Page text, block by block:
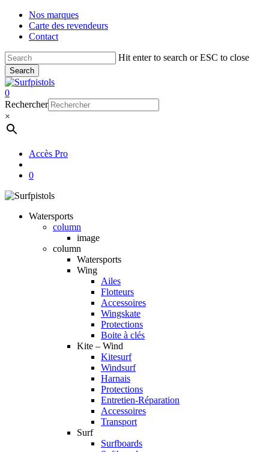
Skip
main
Nos marques
Carte des revendeurs
Contact
Hit enter to search or ESC to close
Search
Close
Search
account
0
Menu
Rechercher
×
Accès Pro
0
Watersports
column
image
column
Watersports
Wing
Ailes
Flotteurs
Accessoires
Wingskate
Protections
Boite à clés
Kite – Wind
Kitesurf
Windsurf
Harnais
Protections
Entretien-Réparation
Accessoires
Transport
Surf
Surfboards